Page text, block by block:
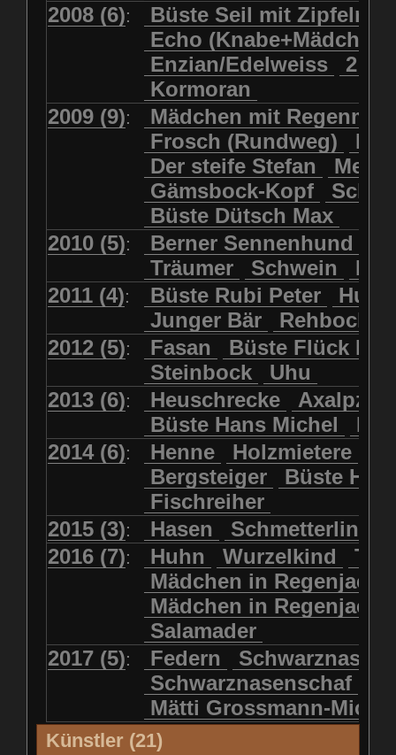
2008 (6):
Büste Seil mit
Echo
Enzian/Edelweiss
2
Kormoran
2009 (9):
Mädchen mit
Frosch (Rundweg)
Der steife Stefan
Gämsbock-Kopf
Büste Dütsch Max
2010 (5): Berner Sennenhund
Träumer
Schwein
2011 (4): Büste Rubi Peter
Junger Bär
2012 (5): Fasan
Büste Flück
Steinbock
Uhu
2013 (6): Heuschrecke
Büste Hans Michel
2014 (6): Henne Holzmietere
Bergsteiger
Büste HP
Fischreiher
2015 (3): Hasen Schmetterlinge
2016 (7): Huhn Wurzelkind
Mädchen in
Mädchen in Regenjacke
Salamader
2017 (5): Federn
Schwarznasenschaf
Mätti Grossmann-
Künstler (21)